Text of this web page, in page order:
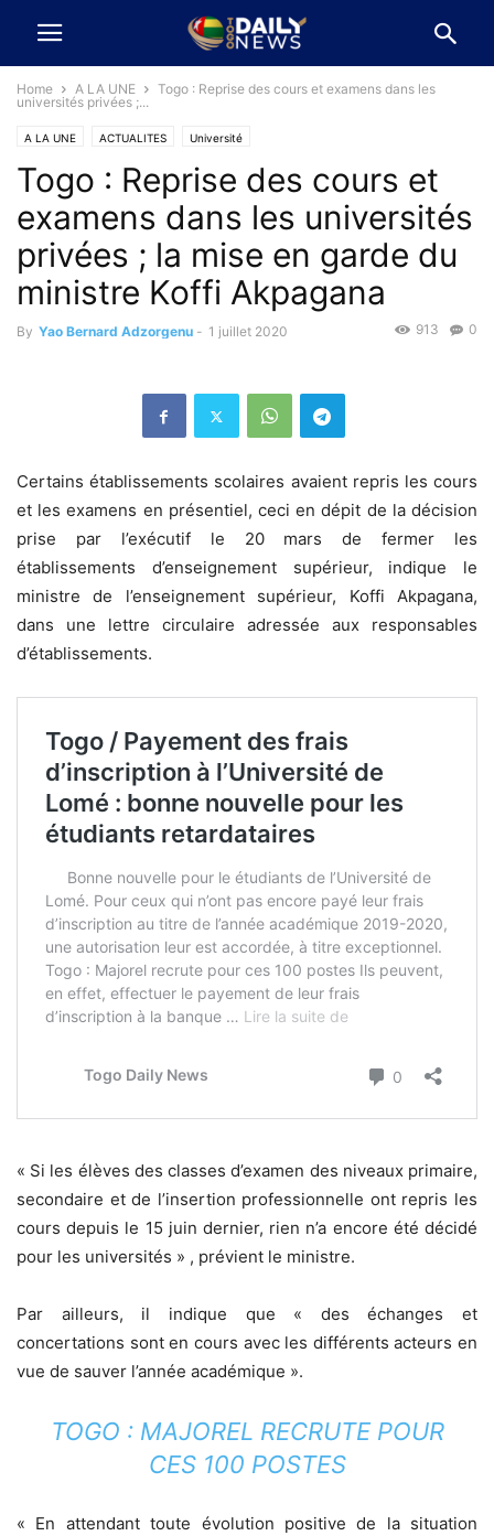
Home A LA UNE
Togo : Reprise des cours et examens dans les
universités privées ;...
A LA UNE ACTUALITES Université
Togo : Reprise des cours et
examens dans les universités
privées ; la mise en garde du
ministre Koffi Akpagana
By Yao Bernard Adzorgenu - 1 juillet 2020 0
913
Certains établissements scolaires avaient repris les cours
et les examens en présentiel, ceci en dépit de la décision
prise par l’exécutif le 20 mars de fermer les
établissements d’enseignement supérieur, indique le
ministre de l’enseignement supérieur, Koffi Akpagana,
dans une lettre circulaire adressée aux responsables
d’établissements.
« Si les élèves des classes d’examen des niveaux primaire,
secondaire et de l’insertion professionnelle ont repris les
cours depuis le 15 juin dernier, rien n’a encore été décidé
pour les universités » , prévient le ministre.
Par ailleurs, il indique que « des échanges et
concertations sont en cours avec les différents acteurs en
vue de sauver l’année académique ».
TOGO : MAJOREL RECRUTE POUR
CES 100 POSTES
« En attendant toute évolution positive de la situation